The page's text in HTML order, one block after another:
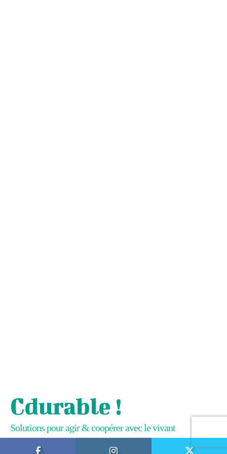
Cdurable !
Solutions pour agir & coopérer avec le vivant